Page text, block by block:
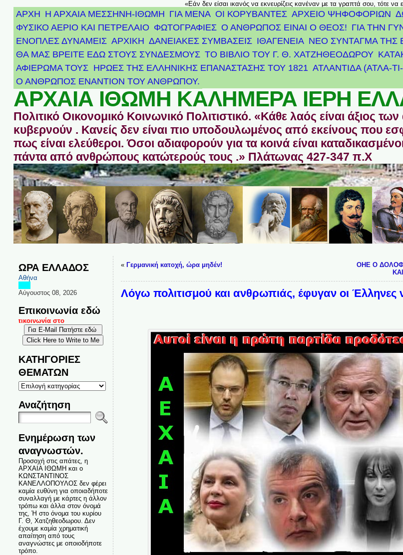
«Εάν δεν είσαι ικανός να εκνευρίζεις κανέναν με τα γραπτά σου, τότε να
ΑΡΧΗ Η ΑΡΧΑΙΑ ΜΕΣΣΗΝΗ-ΙΘΩΜΗ ΓΙΑ ΜΕΝΑ ΟΙ ΚΟΡΥΒΑΝΤΕΣ ΑΡΧΕΊΟ ΨΗΦΟΦΟΡΙΏΝ
ΦΥΣΙΚΟ ΑΕΡΙΟ ΚΑΙ ΠΕΤΡΕΛΑΙΟ ΦΩΤΟΓΡΑΦΙΕΣ Ο ΑΝΘΡΩΠΟΣ ΕΙΝΑΙ Ο ΘΕΟΣ! ΓΙΑ ΤΗΝ
ΕΝΟΠΛΕΣ ΔΥΝΑΜΕΙΣ ΑΡΧΙΚΉ ΔΑΝΕΙΑΚΕΣ ΣΥΜΒΑΣΕΙΣ ΙΘΑΓΕΝΕΙΑ ΝΕΟ ΣΥΝΤΑΓΜΑ ΤΗΣ
ΘΑ ΜΑΣ ΒΡΕΙΤΕ ΕΔΩ ΣΤΟΥΣ ΣΥΝΔΕΣΜΟΥΣ ΤΟ ΒΙΒΛΙΟ ΤΟΥ Γ. Θ. ΧΑΤΖΗΘΕΟΔΩΡΟΥ
ΑΦΙΈΡΩΜΑ ΤΟΥΣ ΉΡΩΕΣ ΤΗΣ ΕΛΛΗΝΙΚΉΣ ΕΠΑΝΆΣΤΑΣΗΣ ΤΟΥ 1821 ΑΤΛΑΝΤΊΔΑ (ΑΤΛΑ-
Ο ΑΝΘΡΩΠΟΣ ΕΝΑΝΤΙΟΝ ΤΟΥ ΑΝΘΡΩΠΟΥ.
ΑΡΧΑΙΑ ΙΘΩΜΗ ΚΑΛΗΜΕΡΑ ΙΕΡΗ
Πολιτικό Οικονομικό Κοινωνικό Πολιτιστικό. «Κάθε λαός είναι άξιος
κυβερνούν . Κανείς δεν είναι πιο υποδουλωμένος από εκείνους που
πως είναι ελεύθεροι. Όσοι αδιαφορούν για τα κοινά είναι
πάντα από ανθρώπους κατώτερούς τους .» Πλάτωνας 427-347 π.Χ
ΩΡΑ ΕΛΛΑΔΟΣ
Αθήνα
Αύγουστος 08, 2026
Επικοινωνία εδώ
στο
ΚΑΤΗΓΟΡΙΕΣ
ΘΕΜΑΤΩΝ
ΚΑΤΗΓΟΡΙΕΣ
ΘΕΜΑΤΩΝ
Αναζήτηση
Ενημέρωση των
αναγνωστών.
Προσοχή στις απάτες, η
ΑΡΧΑΙΑ ΙΘΩΜΗ και ο
ΚΩΝΣΤΑΝΤΙΝΟΣ
ΚΑΝΕΛΛΟΠΟΥΛΟΣ δεν φέρει
καμία ευθύνη για οποιαδήποτε
συναλλαγή με κάρτες η άλλον
τρόπω και άλλα στον όνομά
της, Ή στο όνομα του κυρίου
Γ. Θ, Χατζηθεοδωρου. Δεν
έχουμε καμία χρηματική
απαίτηση από τους
αναγνώστες με οποιοδήποτε
τρόπο.
« Γερμανική κατοχή, ώρα μηδέν!
ΟΗΕ Ο
Λόγω πολιτισμού και ανθρωπιάς, έφυγαν οι Έλληνες